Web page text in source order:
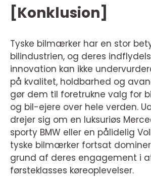
[Konklusion]
Tyske bilmærker har en stor
bilindustrien, og deres
innovation kan ikke
på kvalitet, holdbarhed og
gør dem til foretrukne valg for
og bil-ejere over hele verden.
drejer sig om en luksuriøs
sporty BMW eller en pålidelig
tyske bilmærker fortsat
grund af deres engagement i
førsteklasses køreoplevelser.